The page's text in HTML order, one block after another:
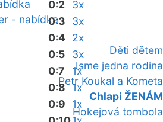
- nabídka
Děti dětem
Jsme jedna rodina
Petr Koukal a Kometa
Chlapi ŽENÁM
Hokejová tombola
0:2
3x
0:3
3x
0:4 2x
0:5
3x
0:7
1x
0:8 1x
0:9
1x